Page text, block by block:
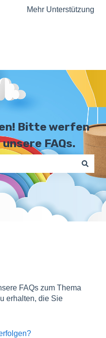
anzeigen
Mehr Unterstützung
Bitte werfen
FAQs.
das Suchfeld leer ist.
FAQs zum Thema
erhalten, die Sie